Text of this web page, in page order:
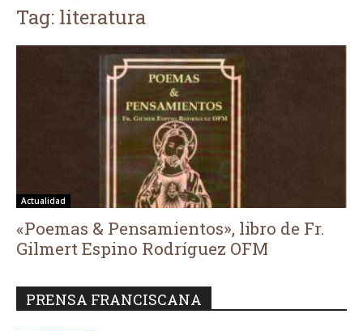
Tag: literatura
Actualidad
«Poemas & Pensamientos», libro de Fr.
Gilmert Espino Rodríguez OFM
PRENSA FRANCISCANA